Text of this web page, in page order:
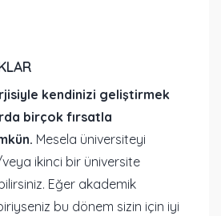
kendinizi geliştirmek
birçok fırsatla
Mesela üniversiteyi
ikinci bir üniversite
Eğer akademik
bu dönem sizin için iyi